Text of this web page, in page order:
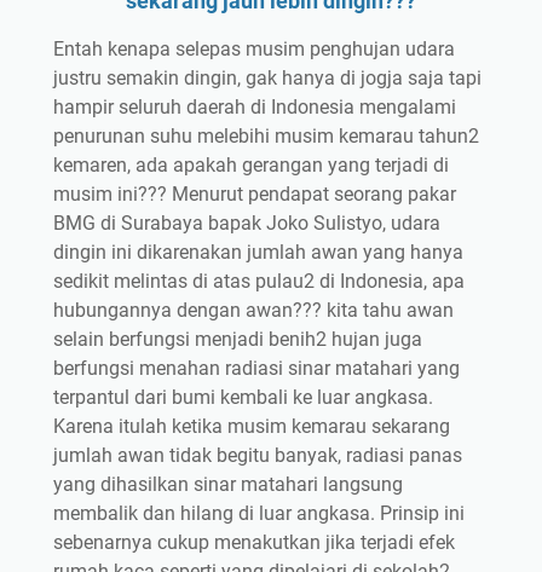
Entah kenapa selepas musim penghujan udara
justru semakin dingin, gak hanya di jogja saja tapi
hampir seluruh daerah di Indonesia mengalami
penurunan suhu melebihi musim kemarau tahun2
kemaren, ada apakah gerangan yang terjadi di
musim ini??? Menurut pendapat seorang pakar
BMG di Surabaya bapak Joko Sulistyo, udara
dingin ini dikarenakan jumlah awan yang hanya
sedikit melintas di atas pulau2 di Indonesia, apa
hubungannya dengan awan??? kita tahu awan
selain berfungsi menjadi benih2 hujan juga
berfungsi menahan radiasi sinar matahari yang
terpantul dari bumi kembali ke luar angkasa.
Karena itulah ketika musim kemarau sekarang
jumlah awan tidak begitu banyak, radiasi panas
yang dihasilkan sinar matahari langsung
membalik dan hilang di luar angkasa. Prinsip ini
sebenarnya cukup menakutkan jika terjadi efek